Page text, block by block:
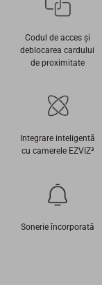
Codul de acces și
deblocarea cardului
de proximitate
Integrare inteligentă
cu camerele EZVIZ³
Sonerie încorporată